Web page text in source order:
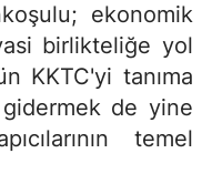
ekonomik
birlikteliğe yol
KKTC'yi tanıma
de yine
temel